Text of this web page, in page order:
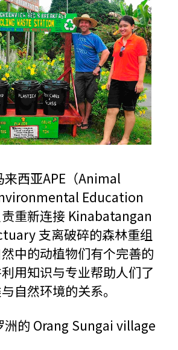
来西亚APE（Animal
Education
重新连接 Kinabatangan
支离破碎的森林重组
中的动植物们有个完善的
用知识与专业帮助人们了
自然环境的关系。
洲的 Orang Sungai village